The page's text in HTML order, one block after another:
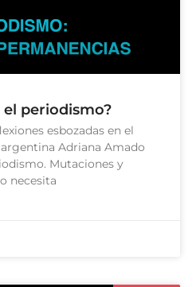
el periodismo?
esbozadas en el
Adriana Amado
Mutaciones y
necesita